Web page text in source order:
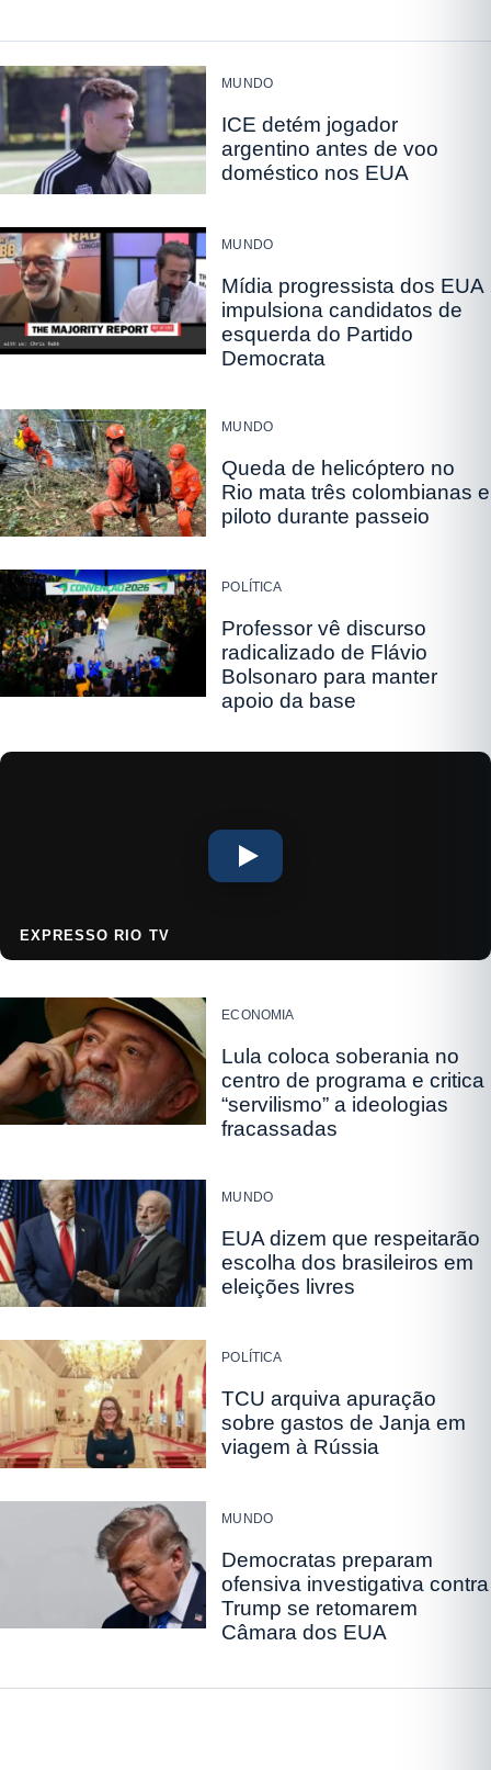
MUNDO
ICE detém jogador
argentino antes de voo
doméstico nos EUA
MUNDO
Mídia progressista dos EUA
impulsiona candidatos de
esquerda do Partido
Democrata
MUNDO
Queda de helicóptero no
Rio mata três colombianas e
piloto durante passeio
POLÍTICA
Professor vê discurso
radicalizado de Flávio
Bolsonaro para manter
apoio da base
EXPRESSO RIO TV
ECONOMIA
Lula coloca soberania no
centro de programa e critica
“servilismo” a ideologias
fracassadas
MUNDO
EUA dizem que respeitarão
escolha dos brasileiros em
eleições livres
POLÍTICA
TCU arquiva apuração
sobre gastos de Janja em
viagem à Rússia
MUNDO
Democratas preparam
ofensiva investigativa contra
Trump se retomarem
Câmara dos EUA